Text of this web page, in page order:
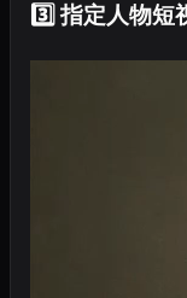
3️⃣ 指定人物